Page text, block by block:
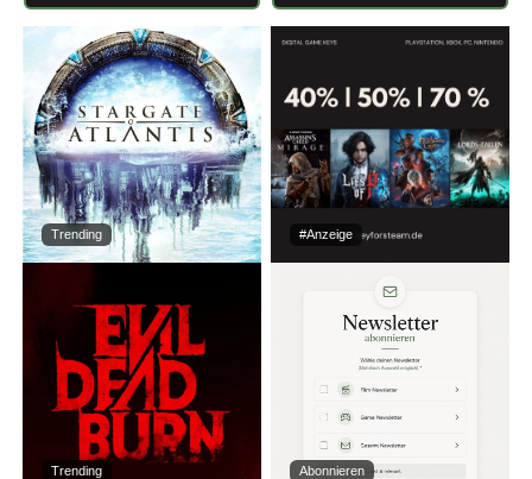
Trending #Anzeige
Trending Abonnieren